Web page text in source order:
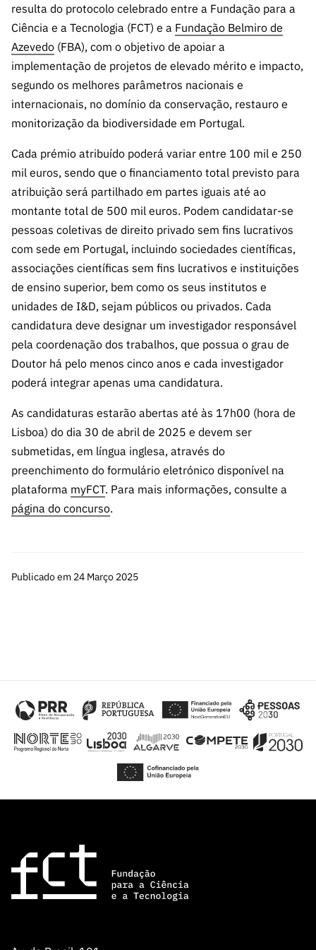
s
públicas
Manifesta
Interesse
FCCN,
serviços
digitais da
Canais de
Denúncia
s
Apoios
PRR –
“Ciência +
Digital” e
“Ciência +
Capacitaç
ão”
resulta do protocolo celebrado entre a Fundação para a
Ciência e a Tecnologia (FCT) e a Fundação Belmiro de
Azevedo (FBA), com o objetivo de apoiar a
implementação de projetos de elevado mérito e impacto,
segundo os melhores parâmetros nacionais e
internacionais, no domínio da conservação, restauro e
monitorização da biodiversidade em Portugal.
Cada prémio atribuído poderá variar entre 100 mil e 250
mil euros, sendo que o financiamento total previsto para
atribuição será partilhado em partes iguais até ao
montante total de 500 mil euros. Podem candidatar-se
pessoas coletivas de direito privado sem fins lucrativos
com sede em Portugal, incluindo sociedades científicas,
associações científicas sem fins lucrativos e instituições
de ensino superior, bem como os seus institutos e
unidades de I&D, sejam públicos ou privados. Cada
candidatura deve designar um investigador responsável
pela coordenação dos trabalhos, que possua o grau de
Doutor há pelo menos cinco anos e cada investigador
poderá integrar apenas uma candidatura.
As candidaturas estarão abertas até às 17h00 (hora de
Lisboa) do dia 30 de abril de 2025 e devem ser
submetidas, em língua inglesa, através do
preenchimento do formulário eletrónico disponível na
plataforma myFCT. Para mais informações, consulte a
página do concurso.
Publicado em 24 Março 2025